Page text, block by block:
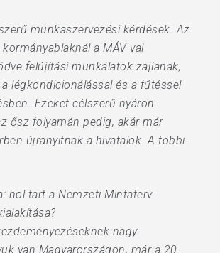
munkaszervezési kérdések. Az
a MÁV-val
felújítási munkálatok zajlanak,
légkondicionálással és a fűtéssel
Ezeket célszerű nyáron
ősz folyamán pedig, akár már
újranyitnak a hivatalok. A többi
hol tart a Nemzeti Mintaterv
nagy
van Magyarországon, már a 20.